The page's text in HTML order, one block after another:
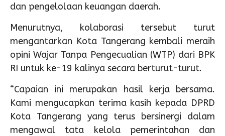
dan pengelolaan keuangan daerah.
Menurutnya, kolaborasi tersebut turut
mengantarkan Kota Tangerang kembali meraih
opini Wajar Tanpa Pengecualian (WTP) dari BPK
RI untuk ke-19 kalinya secara berturut-turut.
“Capaian ini merupakan hasil kerja bersama.
Kami mengucapkan terima kasih kepada DPRD
Kota Tangerang yang terus bersinergi dalam
mengawal tata kelola pemerintahan dan